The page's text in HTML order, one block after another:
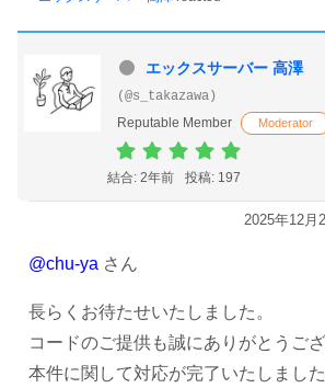
エックスサーバー 高澤
(@s_takazawa)
Reputable Member
Moderator
結合: 2年前 投稿: 197
2025年12月
@chu-ya さん
長らくお待たせいたしました。
コードのご提供も誠にありがとうござ
本件に関して対応が完了いたしまし